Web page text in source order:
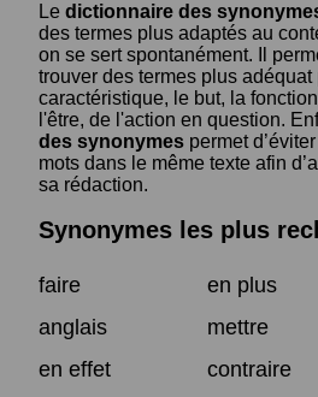
Le dictionnaire des
des termes plus adaptés au
on se sert spontanément. Il
trouver des termes plus
caractéristique, le but, la
l'être, de l'action en question.
des synonymes permet
mots dans le même texte afin
sa rédaction.
Synonymes les plus
faire
en plus
anglais
mettre
en effet
contraire